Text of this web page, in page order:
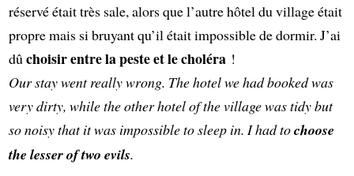
réservé était très sale, alors que l’autre hôtel du village était
propre mais si bruyant qu’il était impossible de dormir. J’ai
dû choisir entre la peste et le choléra!
Our stay went really wrong. The hotel we had booked was
very dirty, while the other hotel of the village was tidy but
so noisy that it was impossible to sleep in. I had tochoose
the lesser of two evils.